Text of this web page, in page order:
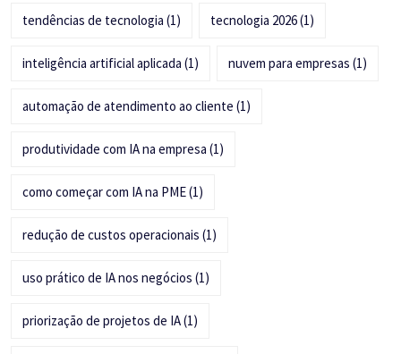
tendências de tecnologia (1) tecnologia 2026(1)
inteligência artificial aplicada (1) nuvem para empresas (1)
automação de atendimento ao cliente (1)
produtividade com IA na empresa (1)
como começar com IA na PME(1)
redução de custos operacionais (1)
uso prático de IA nos negócios (1)
priorização de projetos de IA(1)